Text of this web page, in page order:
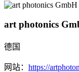
art photonics
德国
网站： https://